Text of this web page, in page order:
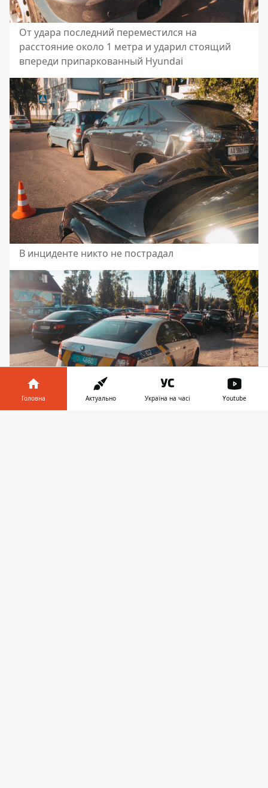
От удара последний переместился на
расстояние около 1 метра и ударил стоящий
впереди припаркованный Hyundai
В инциденте никто не пострадал
Головна Актуально Україна на часі Youtube